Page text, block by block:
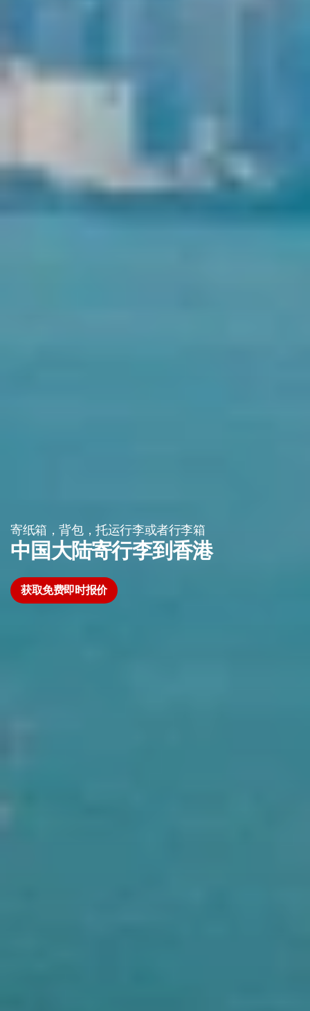
寄纸箱，背包，托运行李或者行李箱
中国大陆寄行李到香港
获取免费即时报价